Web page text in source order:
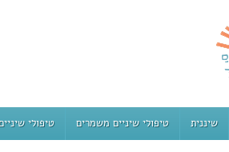
שיננית טיפולי שיניים משמרים טיפולי